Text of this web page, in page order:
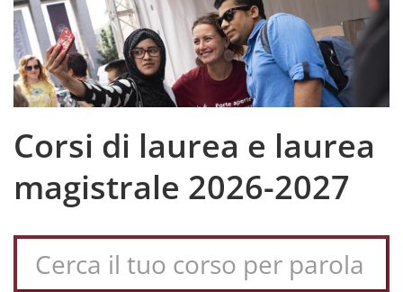
Corsi di laurea e laurea
magistrale 2026-2027